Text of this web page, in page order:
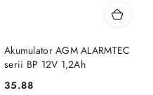
Akumulator AGM ALARMTEC
serii BP 12V 1,2Ah
Cena:
35.88